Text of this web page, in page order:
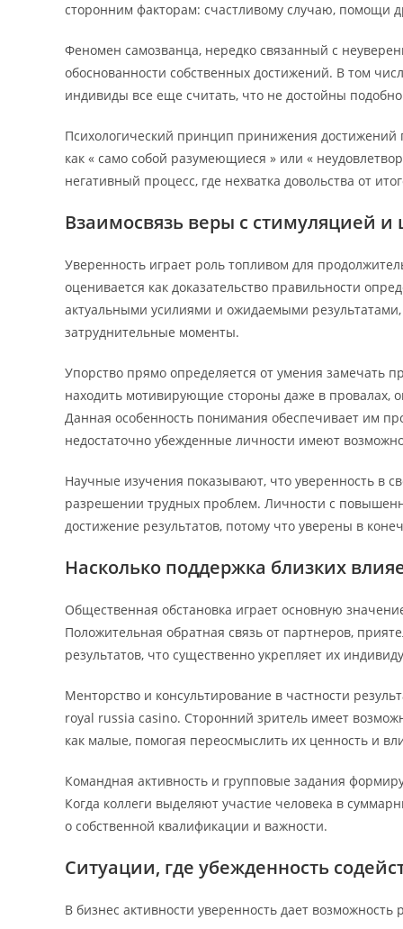
сторонним факторам: счастливому случаю, помощи
Феномен самозванца, нередко связанный с
обоснованности собственных достижений. В том
индивиды все еще считать, что не достойны
Психологический принцип принижения достижений
как « само собой разумеющиеся » или «
негативный процесс, где нехватка довольства от
Взаимосвязь веры с стимуляцией и
Уверенность играет роль топливом для
оценивается как доказательство правильности
актуальными усилиями и ожидаемыми
затруднительные моменты.
Упорство прямо определяется от умения замечать
находить мотивирующие стороны даже в провалах,
Данная особенность понимания обеспечивает им
недостаточно убежденные личности имеют
Научные изучения показывают, что уверенность в
разрешении трудных проблем. Личности с
достижение результатов, потому что уверены в
Насколько поддержка близких
Общественная обстановка играет основную
Положительная обратная связь от партнеров,
результатов, что существенно укрепляет их
Менторство и консультирование в частности
royal russia casino. Сторонний зритель имеет
как малые, помогая переосмыслить их ценность и
Командная активность и групповые задания
Когда коллеги выделяют участие человека в
о собственной квалификации и важности.
Ситуации, где убежденность
В бизнес активности уверенность дает